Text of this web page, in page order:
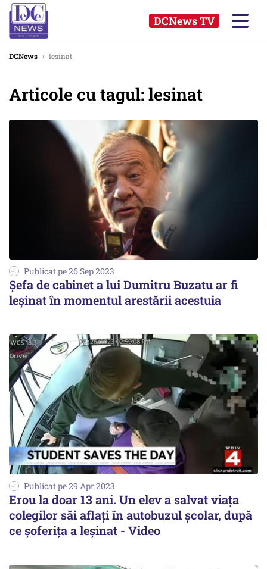
DCNews TV
DCNews › lesinat
Articole cu tagul: lesinat
Publicat pe 26 Sep 2023
Șefa de cabinet a lui Dumitru Buzatu ar fi
leşinat în momentul arestării acestuia
Publicat pe 29 Apr 2023
Erou la doar 13 ani. Un elev a salvat viaţa
colegilor săi aflaţi în autobuzul şcolar, după
ce şoferiţa a leşinat - Video